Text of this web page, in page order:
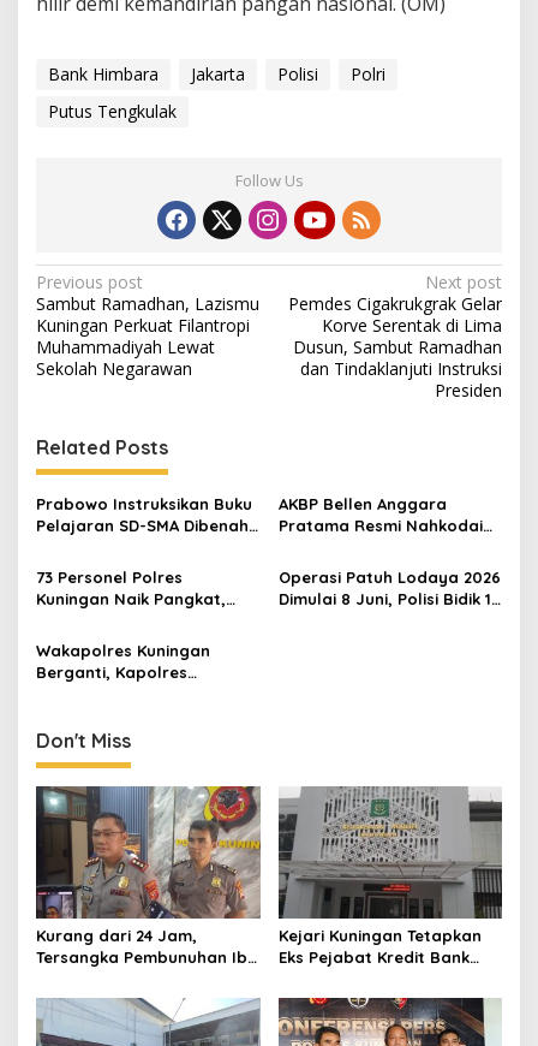
Bank Himbara Jakarta Polisi
Polri
Putus Tengkulak
Follow Us
Post
navigation
Previous post
Sambut Ramadhan, Lazismu
Kuningan Perkuat Filantropi
Muhammadiyah Lewat
Sekolah Negarawan
Next post
Pemdes Cigakrukgrak Gelar
Korve Serentak di Lima
Dusun, Sambut Ramadhan
dan Tindaklanjuti Instruksi
Presiden
Related Posts
Prabowo Instruksikan Buku
Pelajaran SD-SMA Dibenahi,
sebagai Referensi
AKBP Bellen Anggara
Pratama Resmi Nahkodai
Prosesi Pedang Pora
73 Personel Polres
Kuningan Naik Pangkat,
Kapolsek Kadugede
Operasi Patuh Lodaya 2026
Dimulai 8 Juni, Polisi Bidik 11
Wakapolres Kuningan
Berganti, Kapolres
Don't Miss
Kurang dari 24 Jam,
Tersangka Pembunuhan Ibu
Ditangkap di Brebes
Kejari Kuningan Tetapkan
Eks Pejabat Kredit Bank
Korupsi, Negara Rugi
Rp529 Juta